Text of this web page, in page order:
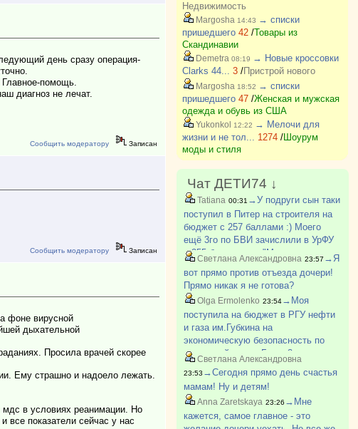
день сразу операция-
помощь.
диагноз не лечат.
Сообщить модератору Записан
Сообщить модератору Записан
фоне вирусной
дыхательной
Просила врачей скорее
Ему страшно и надоело лежать.
мдс в условиях реанимации. Но
все показатели сейчас у нас
Недвижимость
Margosha 14:43 → списки
пришедшего 42/Товары из
Скандинавии
Demetra 08:19 → Новые кроссовки
Clarks 44... 3/Пристрой нового
Margosha 18:52 → списки
пришедшего 47/Женская и мужская
одежда и обувь из США
Yukonkol 12:22 → Мелочи для
жизни и не тол... 1274/Шоурум
моды и стиля
Чат ДЕТИ74 ↓
Tatiana 00:31 →У подруги сын таки
поступил в Питер на строителя на
бюджет с 257 баллами :) Моего
ещё 3го по БВИ зачислили в УрФУ
с 255 баллами на "Механика и
моделирование". Мы очень рады за
всех детей, кто поступил :)
Светлана Александровна 23:57 →Я
вот прямо против отъезда дочери!
Прямо никак я не готова?
Olga Ermolenko 23:54→Моя
поступила на бюджет в РГУ нефти
и газа им.Губкина на
экономическую безопасность по
отдельной квоте. Было 2
бюджетных места. Ее второе.
Первое место досталось БВИ. У
нее с медалью 280 баллов.
Светлана Александровна
23:53 →Сегодня прямо день счастья
мамам! Ну и детям!
Anna Zaretskaya 23:26 →Мне
кажется, самое главное - это